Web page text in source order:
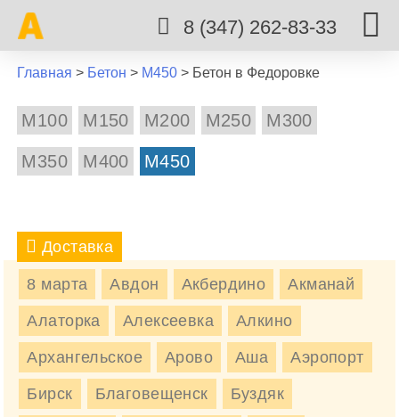
8 (347) 262-83-33
Главная > Бетон > М450 > Бетон в Федоровке
М100 М150 М200 М250 М300
М350 М400 М450
Доставка
8 марта Авдон Акбердино Акманай
Алаторка Алексеевка Алкино
Архангельское Арово Аша Аэропорт
Бирск Благовещенск Буздяк
БЕТОН М450 В ФЕДОРОВКЕ
Бетон М450 в Федоровка быстро и по действительно
низким ценам, обращайтесь.
Марка Наименование Цена, руб/м3